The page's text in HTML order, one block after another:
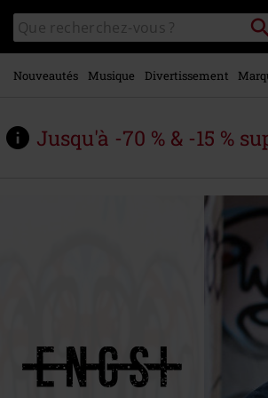
contenu
principal
Rechercher
sur
le
catalogue
Nouveautés Musique Divertissement
Jusqu'à -70 % & -15 %